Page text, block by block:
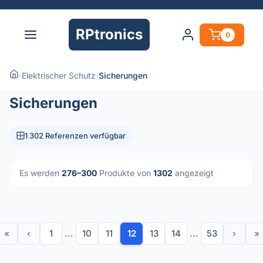
RPtronics 0
›Elektrischer Schutz›Sicherungen
Sicherungen
1 302 Referenzen verfügbar
Es werden 276–300 Produkte von 1302 angezeigt
« ‹ 1 ... 10 11 12 13 14 ... 53 › »